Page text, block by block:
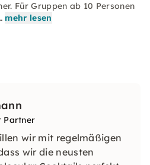
Für Gruppen ab 10 Personen
mehr lesen
Partner
wir mit regelmäßigen
wir die neusten